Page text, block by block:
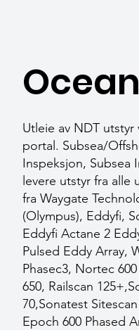
Utleie av NDT utstyr
portal. Subsea/
Inspeksjon, Subsea
levere utstyr fra alle
fra Waygate
(Olympus), Eddyfi,
Eddyfi Actane 2
Pulsed Eddy Array,
Phasec3, Nortec
650, Railscan
70,Sonatest
Epoch 600 Phased